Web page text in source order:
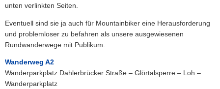
unten verlinkten Seiten.
Eventuell sind sie ja auch für Mountainbiker eine Herausforderung
und problemloser zu befahren als unsere ausgewiesenen
Rundwanderwege mit Publikum.
Wanderweg A2
Wanderparkplatz Dahlerbrücker Straße – Glörtalsperre – Loh –
Wanderparkplatz